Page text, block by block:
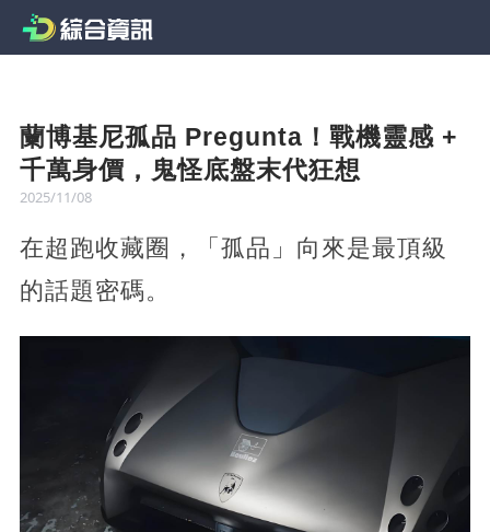
蘭博基尼孤品 Pregunta！戰機靈感 +
千萬身價，鬼怪底盤末代狂想
2025/11/08
在超跑收藏圈，「孤品」向來是最頂級
的話題密碼。